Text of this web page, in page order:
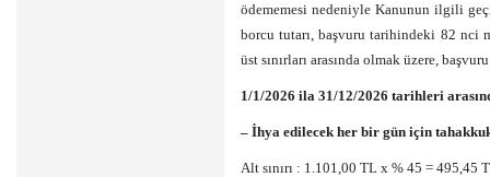
ödememesi nedeniyle Kanunun ilgili
borcu tutarı, başvuru tarihindeki 82 nci
üst sınırları arasında olmak üzere,
1/1/2026 ila 31/12/2026 tarihleri
– İhya edilecek her bir gün için
Alt sınırı : 1.101,00 TL x % 45 = 495,45